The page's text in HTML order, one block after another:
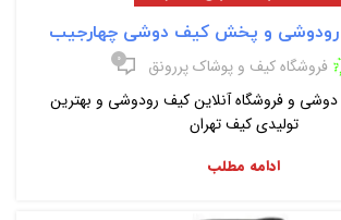
رودوشی و پخش کیف دوشی چهارجیب
فروشگاه کیف و پوشاک پررونق ۰
دوشی و فروشگاه آنلاین کیف رودوشی و بهترین
تولیدی کیف تهران
ادامه مطلب